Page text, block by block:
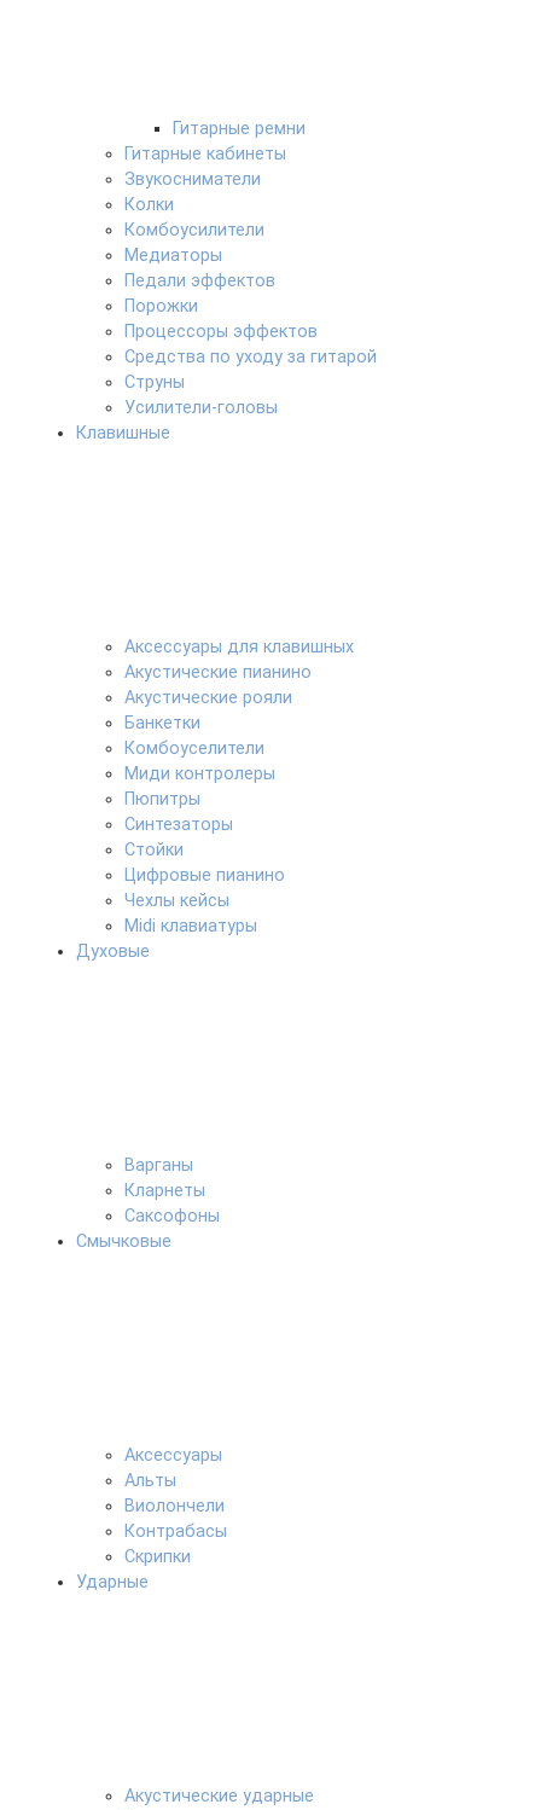
Гитарные ремни
Гитарные кабинеты
Звукосниматели
Колки
Комбоусилители
Медиаторы
Педали эффектов
Порожки
Процессоры эффектов
Средства по уходу за гитарой
Струны
Усилители-головы
Клавишные
Аксессуары для клавишных
Акустические пианино
Акустические рояли
Банкетки
Комбоуселители
Миди контролеры
Пюпитры
Синтезаторы
Стойки
Цифровые пианино
Чехлы кейсы
Midi клавиатуры
Духовые
Варганы
Кларнеты
Саксофоны
Смычковые
Аксессуары
Альты
Виолончели
Контрабасы
Скрипки
Ударные
Акустические ударные